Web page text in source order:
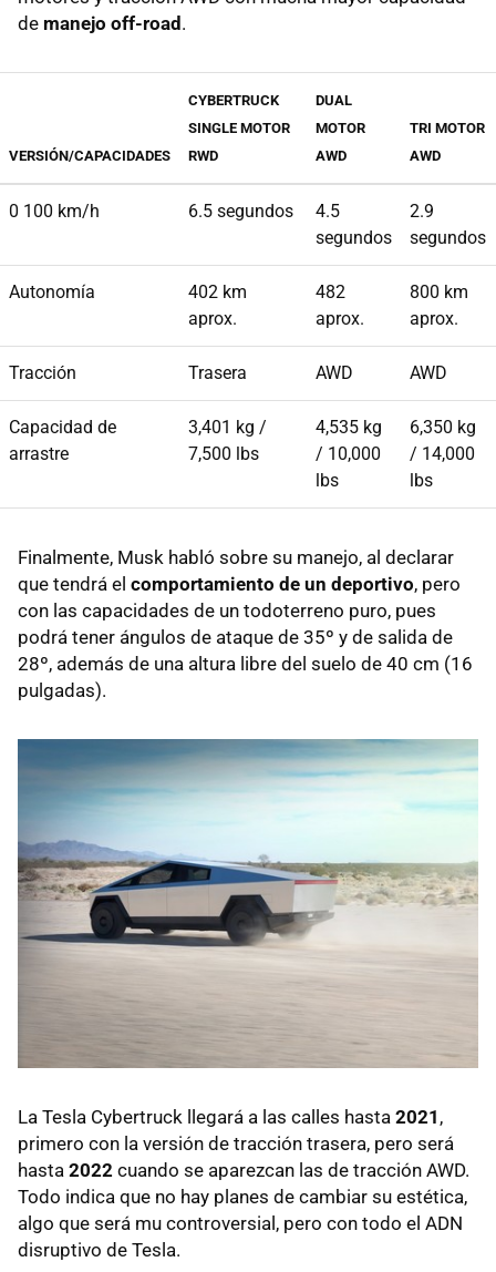
de manejo off-road .
VERSIÓN/CAPACIDADES
CYBERTRUCK
SINGLE MOTOR
RWD
DUAL
MOTOR
AWD
TRI MOTOR
AWD
0 100 km/h 6.5 segundos
4.5
segundos
2.9
segundos
Autonomía
402 km
aprox.
482
aprox.
800 km
aprox.
Tracción Trasera AWD AWD
Capacidad de
arrastre
3,401 kg /
7,500 lbs
4,535 kg
/ 10,000
lbs
6,350 kg
/ 14,000
lbs
Finalmente, Musk habló sobre su manejo, al declarar
que tendrá el comportamiento de un deportivo, pero
con las capacidades de un todoterreno puro, pues
podrá tener ángulos de ataque de 35º y de salida de
28º, además de una altura libre del suelo de 40 cm (16
pulgadas).
La Tesla Cybertruck llegará a las calles hasta 2021 ,
primero con la versión de tracción trasera, pero será
hasta 2022 cuando se aparezcan las de tracción AWD.
Todo indica que no hay planes de cambiar su estética,
algo que será mu controversial, pero con todo el ADN
disruptivo de Tesla.